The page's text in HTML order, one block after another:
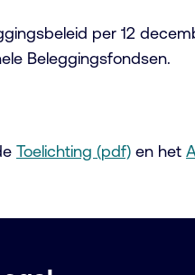
per 12
Beleggingsfondsen.
Toelichting (pdf) en het